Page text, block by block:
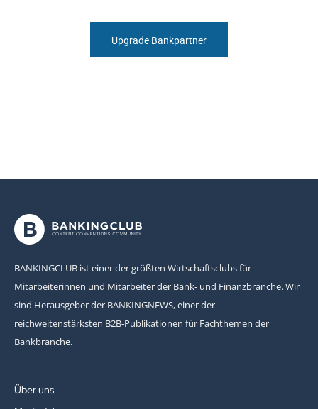
Upgrade Bankpartner
BANKINGCLUB ist einer der größten Wirtschaftsclubs für
Mitarbeiterinnen und Mitarbeiter der Bank- und Finanzbranche. Wir
sind Herausgeber der BANKINGNEWS, einer der
reichweitenstärksten B2B-Publikationen für Fachthemen der
Bankbranche.
Über uns